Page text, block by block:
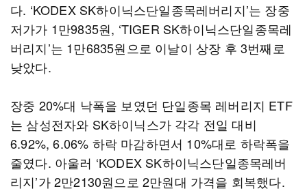
다. ‘KODEX SK하이닉스단일종목레버리지’는 장중
저가가 1만9835원, ‘TIGER SK하이닉스단일종목레
버리지’는 1만6835원으로 이날이 상장 후 3번째로
낮았다.
장중 20%대 낙폭을 보였던 단일종목 레버리지 ETF
는 삼성전자와 SK하이닉스가 각각 전일 대비
6.92%, 6.06% 하락 마감하면서 10%대로 하락폭을
줄였다. 아울러 ‘KODEX SK하이닉스단일종목레버
리지’가 2만2130원으로 2만원대 가격을 회복했다.